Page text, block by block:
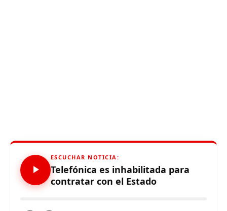
ESCUCHAR NOTICIA:
Telefónica es inhabilitada para
contratar con el Estado